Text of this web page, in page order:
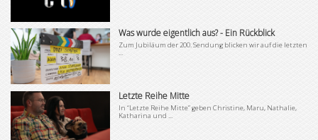
Was wurde eigentlich aus? - Ein Rückblick
Zum Jubiläum der 200. Sendung blicken wir auf die letzten
...
Letzte Reihe Mitte
In “Letzte Reihe Mitte” geben Christine, Maru, Nathalie,
Katharina und ...